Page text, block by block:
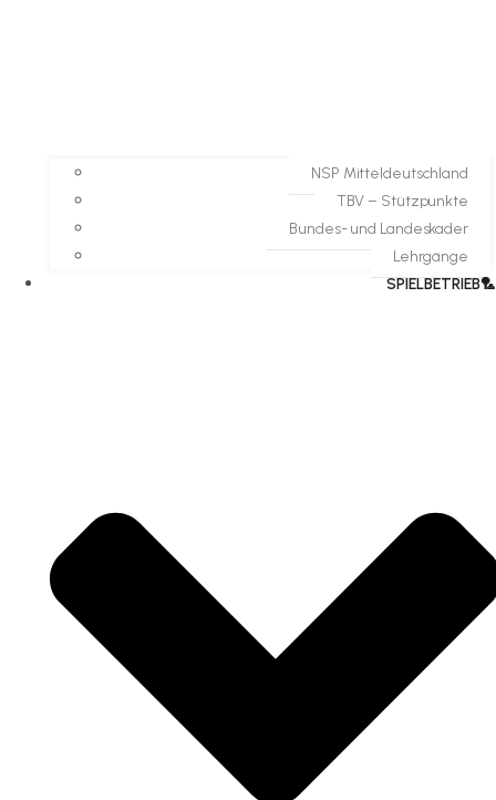
NSP Mitteldeutschland
TBV – Stützpunkte
Bundes- und Landeskader
Lehrgänge
SPIELBETRIEB🏸